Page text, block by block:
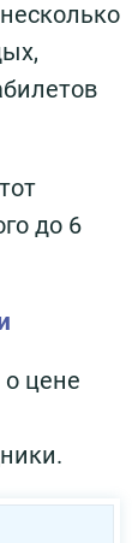
до 6
цене